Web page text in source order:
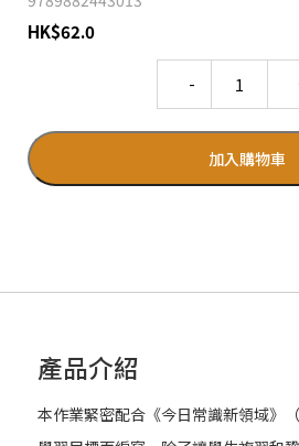
HK$62.0
加入購物車
產品介紹
本作業緊密配合《今日常識新領域》